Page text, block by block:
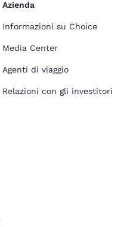
Azienda
Informazioni su Choice
Media Center
Agenti di viaggio
Relazioni con gli investitori